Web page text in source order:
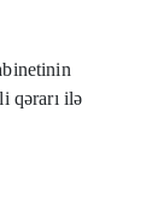
qərarı ilə